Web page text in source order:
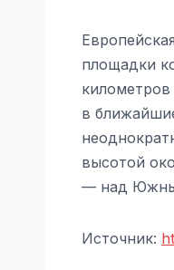
площадки
в
высотой
— над
Источник: